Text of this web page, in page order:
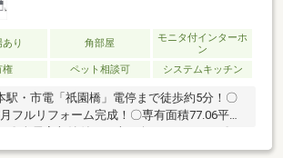
り 角部屋
モニタ付インターホ
ン
権
ペット相談可 システムキッチン
駅・市電「祇園橋」電停まで徒歩約5分！〇
フルリフォーム完成！〇専有面積77.06平米
可（規約あり）・オートロック・宅配ボック